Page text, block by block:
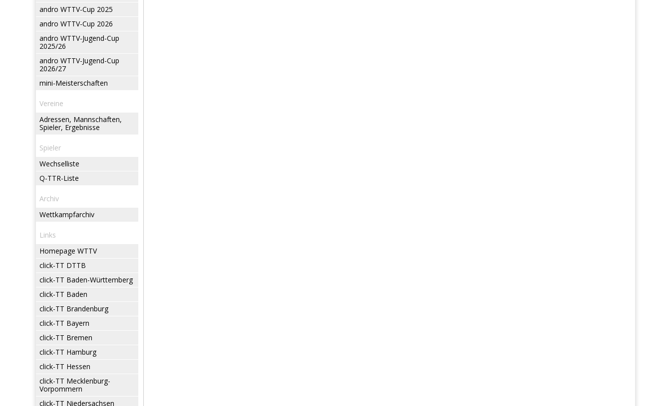
andro WTTV-Cup 2025
andro WTTV-Cup 2026
andro WTTV-Jugend-Cup
2025/26
andro WTTV-Jugend-Cup
2026/27
mini-Meisterschaften
Vereine
Adressen, Mannschaften,
Spieler, Ergebnisse
Spieler
Wechselliste
Q-TTR-Liste
Archiv
Wettkampfarchiv
Links
Homepage WTTV
click-TT DTTB
click-TT Baden-Württemberg
click-TT Baden
click-TT Brandenburg
click-TT Bayern
click-TT Bremen
click-TT Hamburg
click-TT Hessen
click-TT Mecklenburg-
Vorpommern
click-TT Niedersachsen